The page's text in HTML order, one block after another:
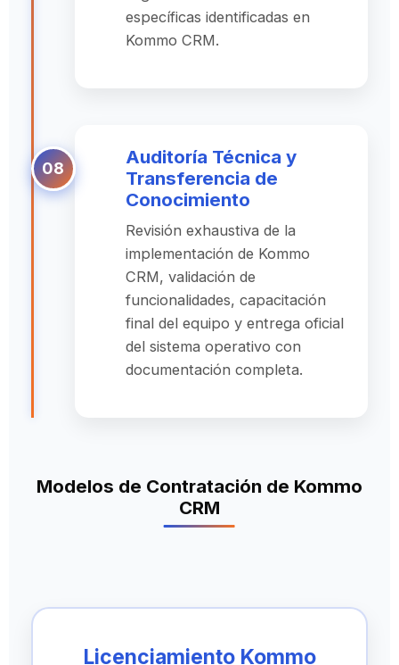
específicas identificadas en
Kommo CRM.
Auditoría Técnica y
Transferencia de
Conocimiento
Revisión exhaustiva de la
implementación de Kommo
CRM, validación de
funcionalidades, capacitación
final del equipo y entrega oficial
del sistema operativo con
documentación completa.
Modelos de Contratación de Kommo
CRM
Licenciamiento Kommo